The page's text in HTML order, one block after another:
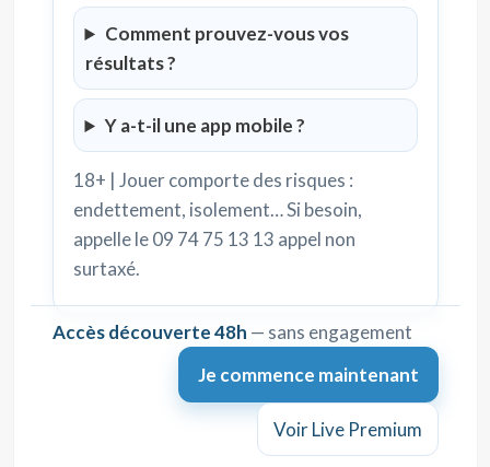
Comment prouvez-vous vos
résultats ?
Y a-t-il une app mobile ?
18+ | Jouer comporte des risques :
endettement, isolement… Si besoin,
appelle le 09 74 75 13 13 appel non
surtaxé.
Accès découverte 48h — sans engagement
Je commence maintenant
Voir Live Premium